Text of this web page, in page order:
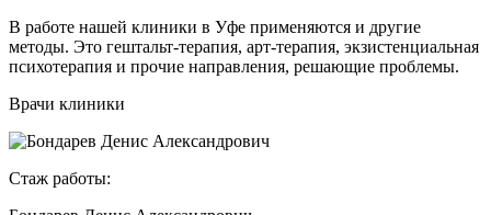
В работе нашей клиники в Уфе применяются и другие
методы. Это гештальт-терапия, арт-терапия, экзистенциальная
психотерапия и прочие направления, решающие проблемы.
Врачи клиники
Стаж работы: